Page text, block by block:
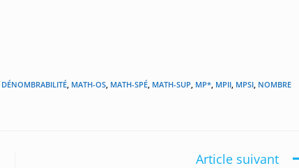
DÉNOMBRABILITÉ, MATH-OS, MATH-SPÉ, MATH-SUP, MP*, MPII, MPSI, NOMBRE
Article suivant